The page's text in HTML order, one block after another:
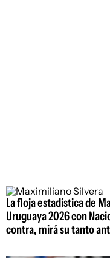
La floja estadística de
Uruguaya 2026 con
contra, mirá su tanto